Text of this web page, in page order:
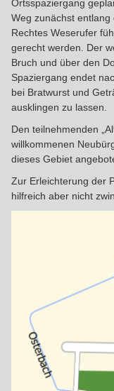
Ortsspaziergang
Weg zunächst
Rechtes Weserufer
gerecht werden. Der
Bruch und über den
Spaziergang endet
bei Bratwurst und
ausklingen zu lassen.
Den teilnehmenden
willkommenen
dieses Gebiet
Zur Erleichterung der
hilfreich aber nicht